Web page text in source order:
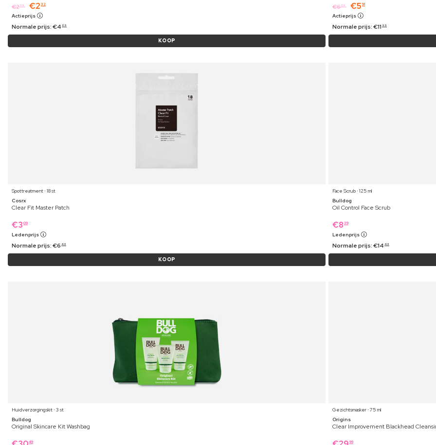
€239 €2 32
Actieprijs
Normale prijs:€4 69
KOOP
€609 €5 91
Actieprijs
Normale prijs:€11 99
Spottreatment ⋅ 18 st
Cosrx
Clear Fit Master Patch
€3 09
Ledenprijs
Normale prijs:€6 49
KOOP
Face Scrub ⋅ 125 ml
Bulldog
Oil Control Face Scrub
€8 39
Ledenprijs
Normale prijs:€14 49
Huidverzorgingskit ⋅ 3 st
Bulldog
Original Skincare Kit Washbag
49
Gezichtsmasker ⋅ 75 ml
Origins
Clear Improvement Blackhead
99